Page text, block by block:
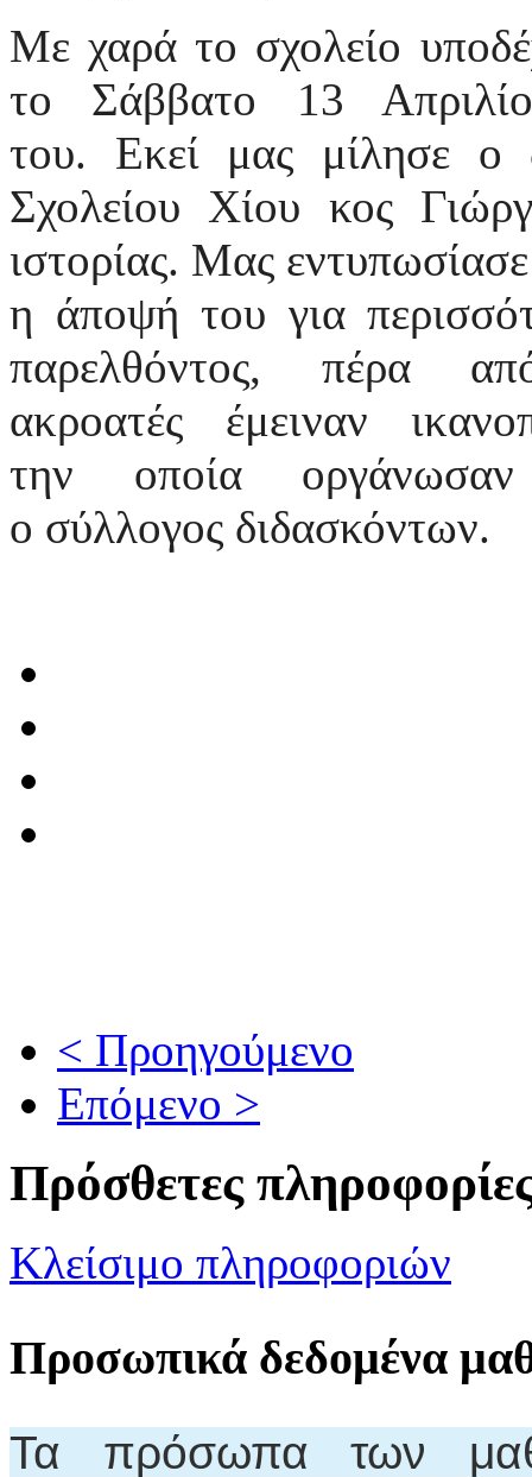
Με χαρά το σχολείο
το Σάββατο 13
του. Εκεί μας μίλησε ο
Σχολείου Χίου κος
ιστορίας. Μας
η άποψή του για
παρελθόντος, πέρα
ακροατές έμειναν
την οποία
ο σύλλογος διδασκόντων.
< Προηγούμενο
Επόμενο >
Πρόσθετες
Κλείσιμο πληροφοριών
Προσωπικά δεδομένα
Τα πρόσωπα των